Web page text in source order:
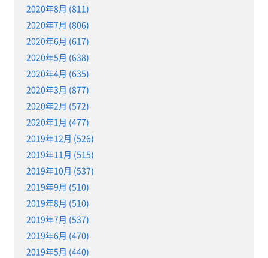
2020年8月 (811)
2020年7月 (806)
2020年6月 (617)
2020年5月 (638)
2020年4月 (635)
2020年3月 (877)
2020年2月 (572)
2020年1月 (477)
2019年12月 (526)
2019年11月 (515)
2019年10月 (537)
2019年9月 (510)
2019年8月 (510)
2019年7月 (537)
2019年6月 (470)
2019年5月 (440)